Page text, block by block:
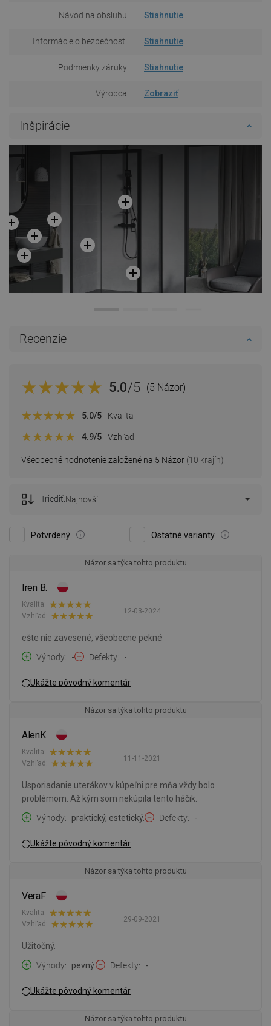
Návod na obsluhu Stiahnutie
Informácie o bezpečnosti Stiahnutie
Podmienky záruky Stiahnutie
Výrobca Zobraziť
Inšpirácie
Recenzie
5.0/5 (5 Názor)
Všeobecné hodnotenie založené na 5 Názor (10 krajín)
5.0/5 Kvalita
4.9/5 Vzhľad
Potvrdený Ostatné varianty
Triediť:Najnovší
Názor sa týka tohto produktu
Iren B.
12-03-2024
Kvalita:
Vzhľad:
ešte nie zavesené, všeobecne pekné
Výhody
- Defekty -
Ukážte pôvodný komentár
Názor sa týka tohto produktu
AlenK
11-11-2021
Kvalita:
Vzhľad:
Usporiadanie uterákov v kúpeľni pre mňa vždy bolo
problémom. Až kým som nekúpila tento háčik.
Výhody
praktický, estetický. Defekty -
Ukážte pôvodný komentár
Názor sa týka tohto produktu
VeraF
29-09-2021
Kvalita:
Vzhľad:
Užitočný.
Výhody
pevný. Defekty -
Ukážte pôvodný komentár
Názor sa týka tohto produktu